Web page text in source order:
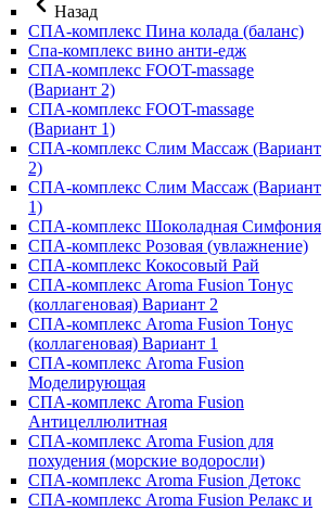
Назад
СПА-комплекс Пина колада (баланс)
Cпа-комплекс вино анти-едж
СПА-комплекс FOOT-massage
(Вариант 2)
СПА-комплекс FOOT-massage
(Вариант 1)
СПА-комплекс Слим Массаж (Вариант
2)
СПА-комплекс Слим Массаж (Вариант
1)
СПА-комплекс Шоколадная Симфония
СПА-комплекс Розовая (увлажнение)
СПА-комплекс Кокосовый Рай
СПА-комплекс Aroma Fusion Тонус
(коллагеновая) Вариант 2
СПА-комплекс Aroma Fusion Тонус
(коллагеновая) Вариант 1
СПА-комплекс Aroma Fusion
Моделирующая
СПА-комплекс Aroma Fusion
Антицеллюлитная
СПА-комплекс Aroma Fusion для
похудения (морские водоросли)
СПА-комплекс Aroma Fusion Детокс
СПА-комплекс Aroma Fusion Релакс и